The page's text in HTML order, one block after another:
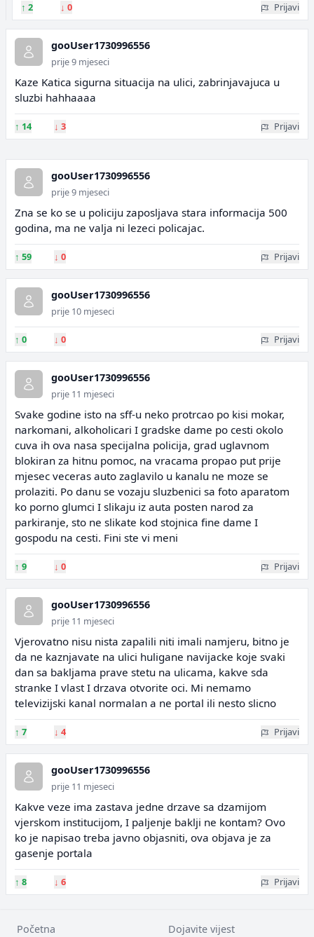
↑ 2 ↓ 0 Prijavi
gooUser1730996556
prije 9 mjeseci
Kaze Katica sigurna situacija na ulici, zabrinjavajuca u
sluzbi hahhaaaa
↑ 14 ↓ 3 Prijavi
gooUser1730996556
prije 9 mjeseci
Zna se ko se u policiju zaposljava stara informacija 500
godina, ma ne valja ni lezeci policajac.
↑ 59 ↓ 0 Prijavi
gooUser1730996556
prije 10 mjeseci
↑ 0 ↓ 0 Prijavi
gooUser1730996556
prije 11 mjeseci
Svake godine isto na sff-u neko protrcao po kisi mokar,
narkomani, alkoholicari I gradske dame po cesti okolo
cuva ih ova nasa specijalna policija, grad uglavnom
blokiran za hitnu pomoc, na vracama propao put prije
mjesec veceras auto zaglavilo u kanalu ne moze se
prolaziti. Po danu se vozaju sluzbenici sa foto aparatom
ko porno glumci I slikaju iz auta posten narod za
parkiranje, sto ne slikate kod stojnica fine dame I
gospodu na cesti. Fini ste vi meni
↑ 9 ↓ 0 Prijavi
gooUser1730996556
prije 11 mjeseci
Vjerovatno nisu nista zapalili niti imali namjeru, bitno je
da ne kaznjavate na ulici huligane navijacke koje svaki
dan sa bakljama prave stetu na ulicama, kakve sda
stranke I vlast I drzava otvorite oci. Mi nemamo
televizijski kanal normalan a ne portal ili nesto slicno
↑ 7 ↓ 4 Prijavi
gooUser1730996556
prije 11 mjeseci
Kakve veze ima zastava jedne drzave sa dzamijom
vjerskom institucijom, I paljenje baklji ne kontam? Ovo
ko je napisao treba javno objasniti, ova objava je za
gasenje portala
↑ 8 ↓ 6 Prijavi
Početna Dojavite vijest